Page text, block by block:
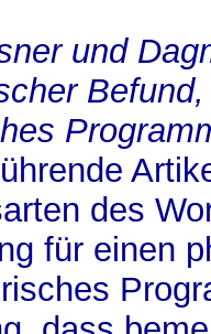
und
des
für einen